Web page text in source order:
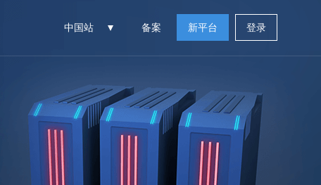
中国站 备案 新平台 登录